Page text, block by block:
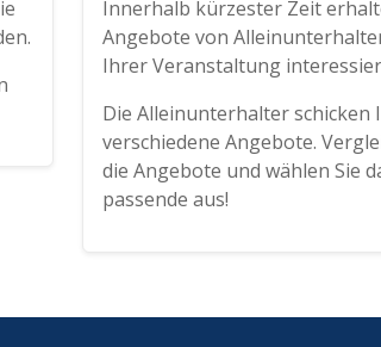
Innerhalb kürzester Zeit
Angebote von
Ihrer Veranstaltung
Die Alleinunterhalter schicken
verschiedene Angebote.
die Angebote und wählen Sie
passende aus!